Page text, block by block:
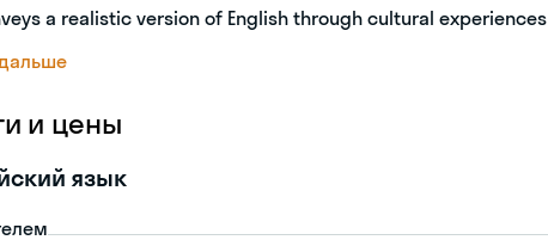
a realistic version of English through cultural experiences
и цены
язык